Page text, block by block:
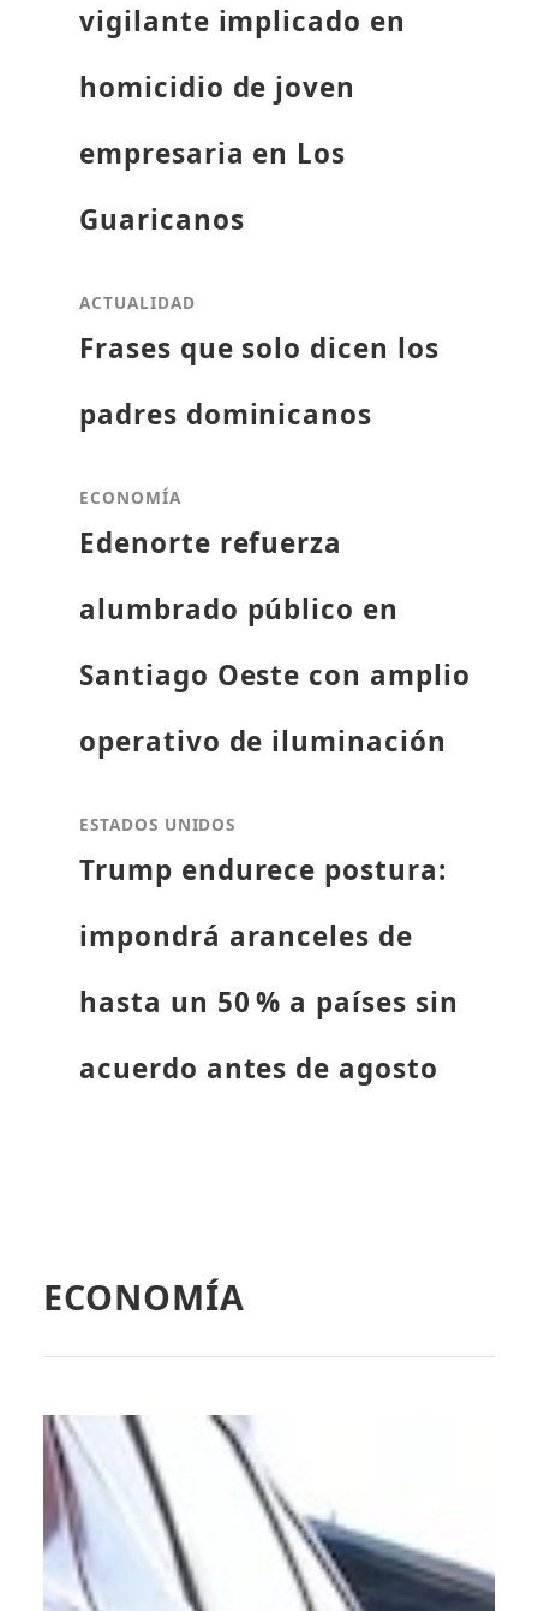
vigilante implicado en
homicidio de joven
empresaria en Los
Guaricanos
ACTUALIDAD
Frases que solo dicen los
padres dominicanos
ECONOMÍA
Edenorte refuerza
alumbrado público en
Santiago Oeste con amplio
operativo de iluminación
ESTADOS UNIDOS
Trump endurece postura:
impondrá aranceles de
hasta un 50 % a países sin
acuerdo antes de agosto
ECONOMÍA